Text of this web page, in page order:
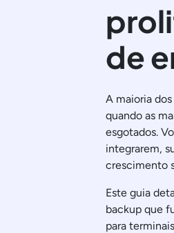
de
A maioria
quando as
esgotados.
integrarem,
crescimento
Este guia
backup que
para